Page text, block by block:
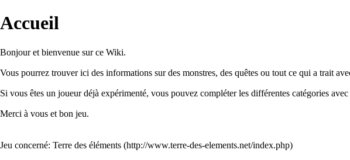
Accueil
Bonjour et bienvenue sur ce Wiki.
Vous pourrez trouver ici des informations sur des monstres, des quêtes ou tout ce qui a trait
Si vous êtes un joueur déjà expérimenté, vous pouvez compléter les différentes catégories
Merci à vous et bon jeu.
Jeu concerné: Terre des éléments